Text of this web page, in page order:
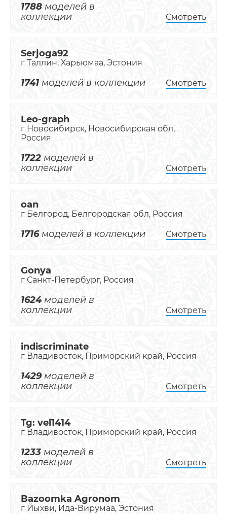
1788 моделей в
коллекции
Смотреть
Serjoga92
г Таллин, Харьюмаа, Эстония
1741 моделей в коллекции Смотреть
Leo-graph
г Новосибирск, Новосибирская обл,
Россия
1722 моделей в
коллекции
Смотреть
oan
г Белгород, Белгородская обл, Россия
1716моделей в коллекции Смотреть
Gonya
г Санкт-Петербург, Россия
1624моделей в
коллекции
Смотреть
indiscriminate
г Владивосток, Приморский край, Россия
1429моделей в
коллекции
Смотреть
Tg: vel1414
г Владивосток, Приморский край, Россия
1233 моделей в
коллекции
Смотреть
Bazoomka Agronom
г Йыхви, Ида-Вирумаа, Эстония